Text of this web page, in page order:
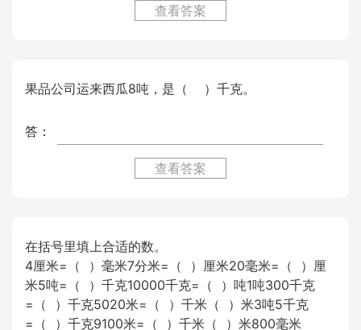
查看答案
果品公司运来西瓜8吨，是（ ）千克。
答：
查看答案
在括号里填上合适的数。
4厘米=（ ）毫米7分米=（ ）厘米20毫米=（ ）厘
米5吨=（ ）千克10000千克=（ ）吨1吨300千克
=（ ）千克5020米=（ ）千米（ ）米3吨5千克
=（ ）千克9100米=（ ）千米（ ）米800毫米